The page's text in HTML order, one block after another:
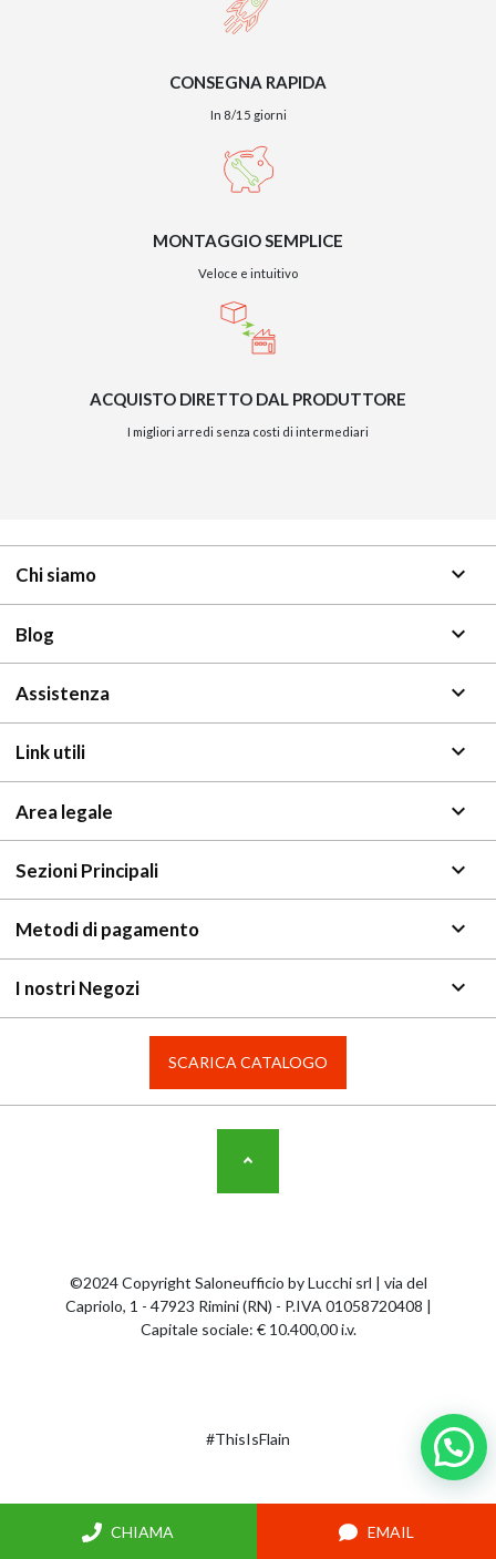
CHIAMA EMAIL
CONSEGNA RAPIDA
In 8/15 giorni
MONTAGGIO SEMPLICE
Veloce e intuitivo
ACQUISTO DIRETTO DAL PRODUTTORE
I migliori arredi senza costi di intermediari
Chi siamo keyboard_arrow_down
Blog keyboard_arrow_down
Assistenza keyboard_arrow_down
Link utili keyboard_arrow_down
Area legale keyboard_arrow_down
Sezioni Principali keyboard_arrow_down
Metodi di pagamento keyboard_arrow_down
I nostri Negozi keyboard_arrow_down
SCARICA CATALOGO
©2024 Copyright Saloneufficio by Lucchi srl | via del
Capriolo, 1 - 47923 Rimini (RN) - P.IVA 01058720408 |
Capitale sociale: € 10.400,00 i.v.
#ThisIsFlain